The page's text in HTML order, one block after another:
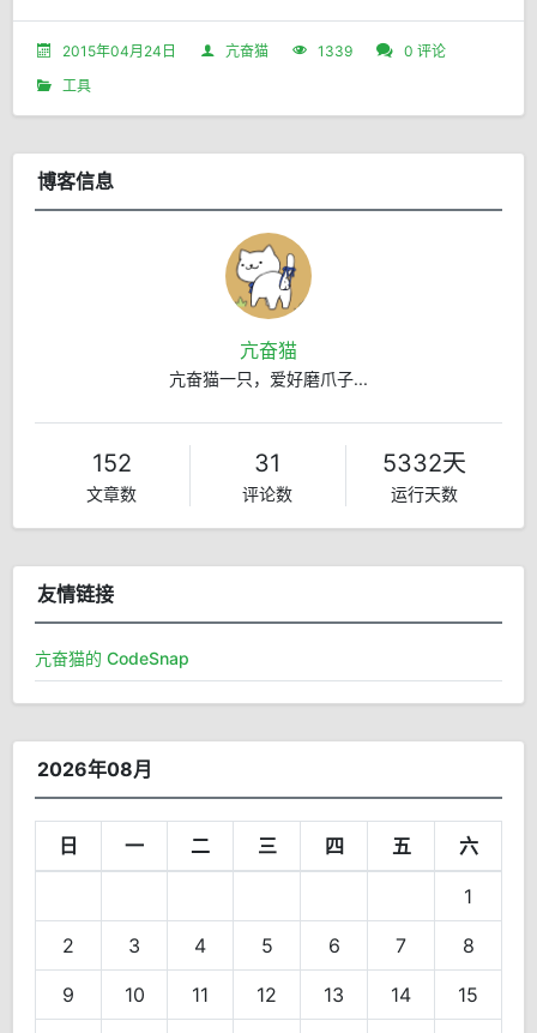
2015年04月24日 亢奋猫 1339
0 评论
工具
博客信息
亢奋猫
亢奋猫一只，爱好磨爪子...
152
文章数
31
评论数
5332天
运行天数
友情链接
亢奋猫的 CodeSnap
2026年08月
日 一 二 三 四 五 六
1
2 3 4 5 6 7 8
9 10 11 12 13 14 15